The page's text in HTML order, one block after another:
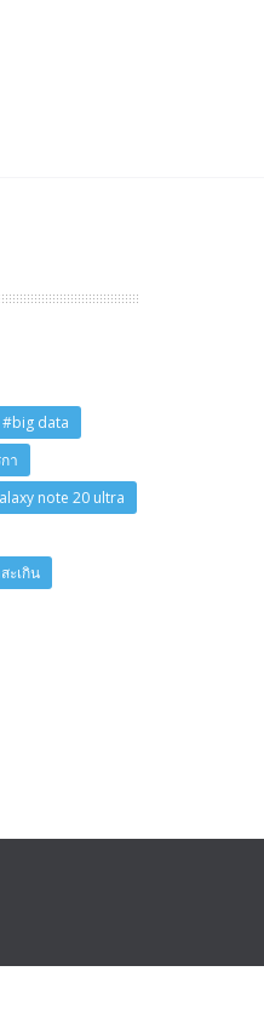
#big data
า
note 20 ultra
ะเกิน